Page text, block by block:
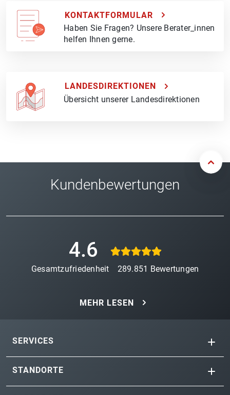
KONTAKTFORMULAR
Haben Sie Fragen? Unsere Berater_innen
helfen Ihnen gerne.
LANDESDIREKTIONEN
Übersicht unserer Landesdirektionen
Kundenbewertungen
4.6
Gesamtzufriedenheit 289.851 Bewertungen
MEHR LESEN
SERVICES
STANDORTE